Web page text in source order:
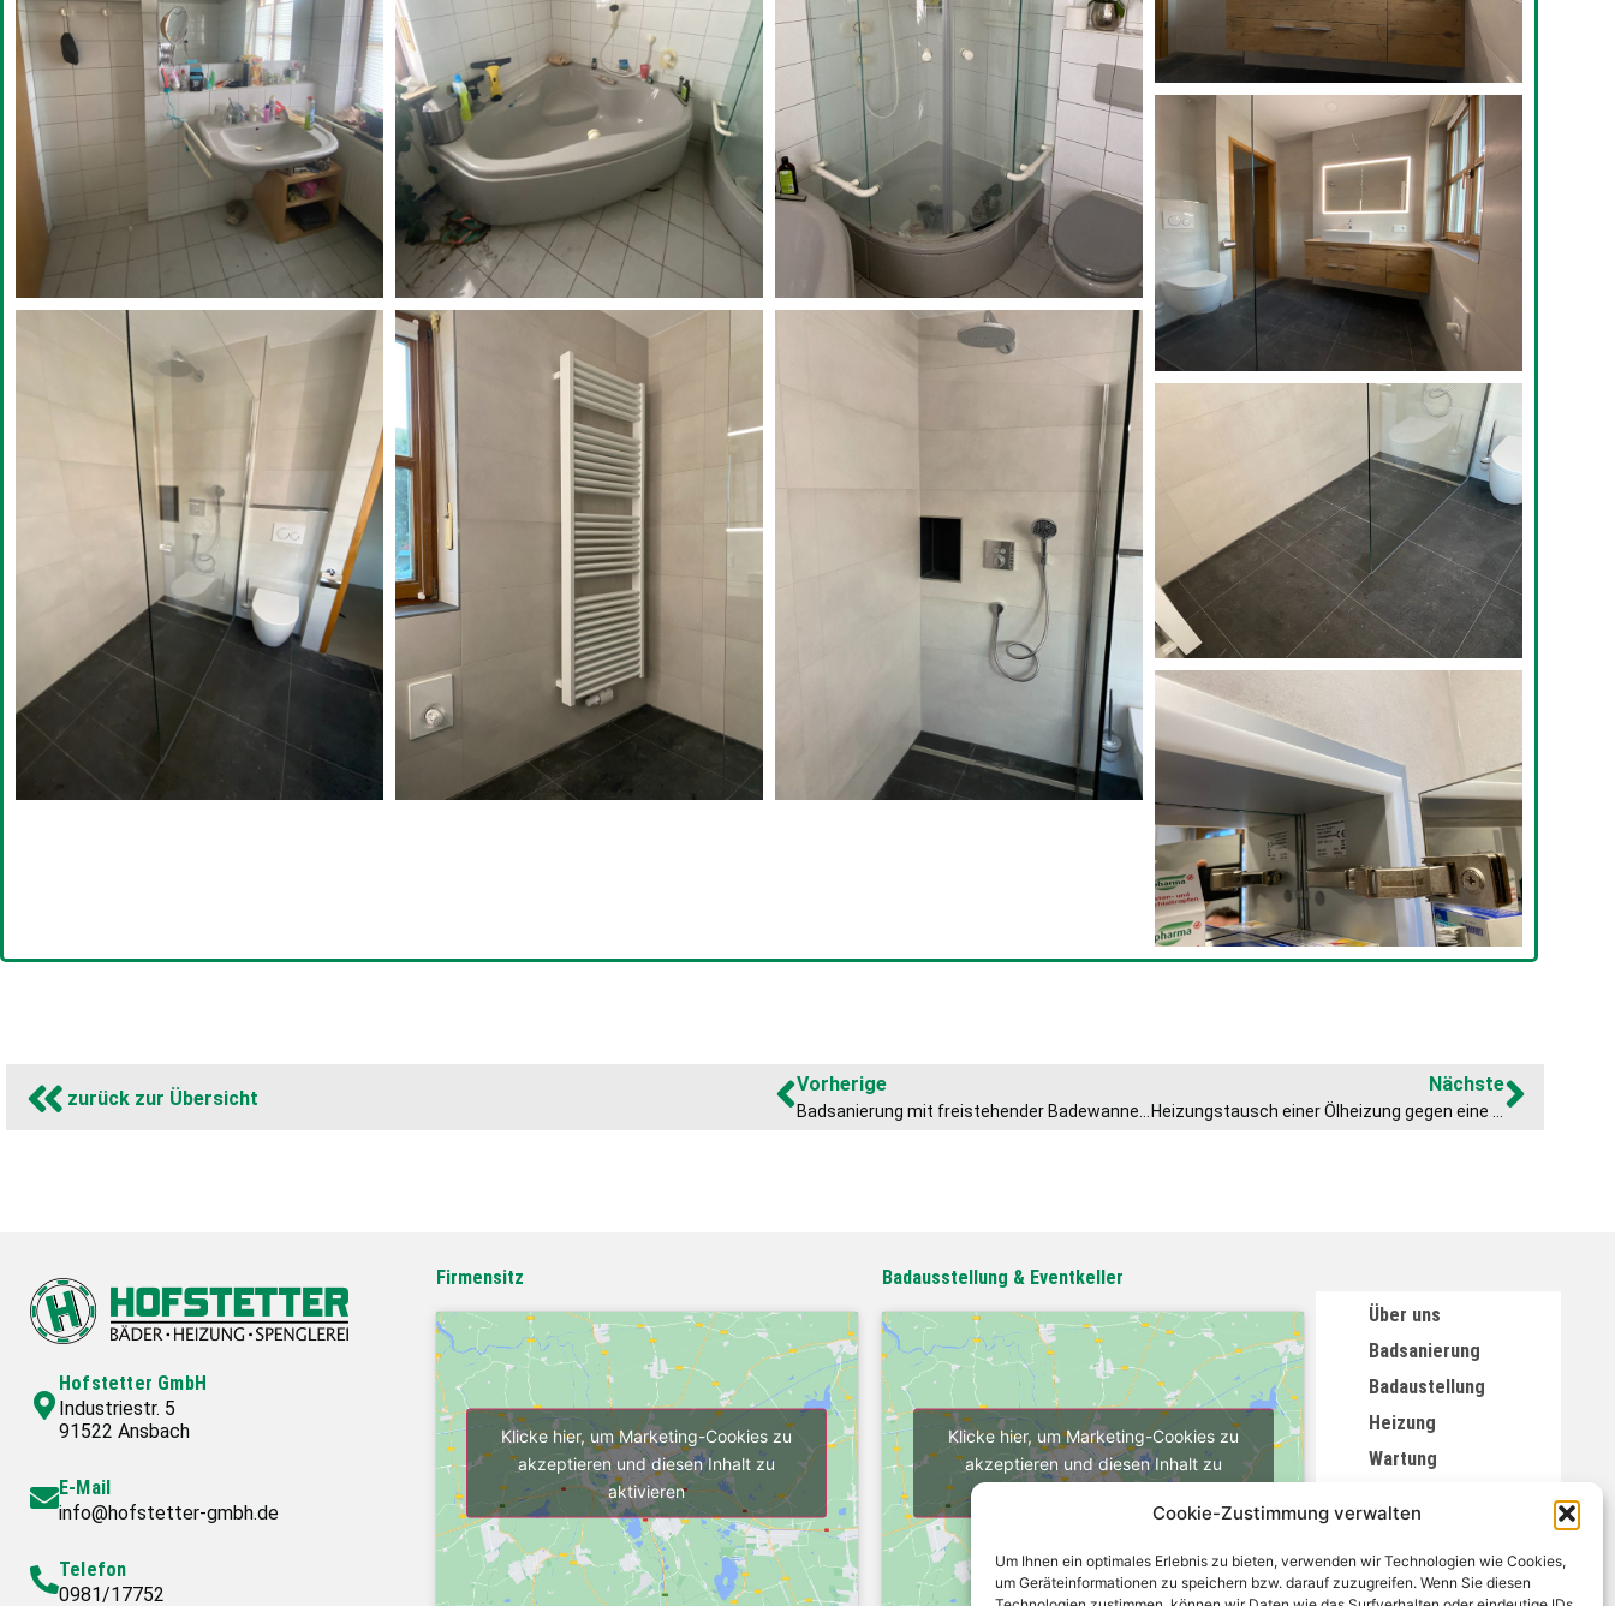
Cookie-Zustimmung verwalten
Um Ihnen ein optimales Erlebnis zu bieten, verwenden wir Technologien wie Cookies,
um Geräteinformationen zu speichern bzw. darauf zuzugreifen. Wenn Sie diesen
zurück zur Übersicht
Vorherige Nächste
Hofstetter GmbH
Industriestr. 5
91522 Ansbach
E-Mail
info@hofstetter-gmbh.de
Telefon
0981/17752
Firmensitz
Klicke hier, um Marketing-Cookies zu
akzeptieren und diesen Inhalt zu
aktivieren
Badausstellung & Eventkeller
Klicke hier, um Marketing-Cookies zu
akzeptieren und diesen Inhalt zu
Über uns
Badsanierung
Badaustellung
Heizung
Wartung
Eventkeller